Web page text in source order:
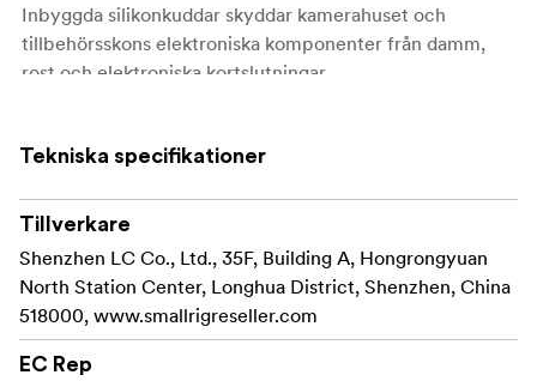
Inbyggda silikonkuddar skyddar kamerahuset och
tillbehörsskons elektroniska komponenter från damm,
rost och elektroniska kortslutningar.
säkerställa en mjuk och bekväm fingertouch.
Kompatibilitet:
FUJIFILM X100VI
FUJIFILM X100V
1x Tumgrepp
1x Avtryckarknapp
Tekniska specifikationer
Tillverkare
Shenzhen LC Co., Ltd., 35F, Building A, Hongrongyuan
North Station Center, Longhua District, Shenzhen, China
518000, www.smallrigreseller.com
EC Rep